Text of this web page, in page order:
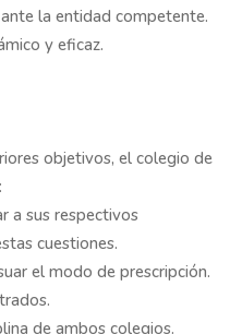
la entidad competente.
y eficaz.
objetivos, el colegio de
a sus respectivos
cuestiones.
el modo de prescripción.
de ambos colegios.